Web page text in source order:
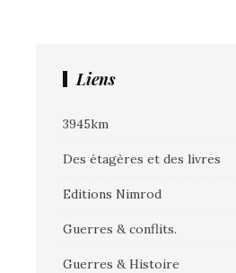
Liens
3945km
Des étagères et des livres
Editions Nimrod
Guerres & conflits.
Guerres & Histoire